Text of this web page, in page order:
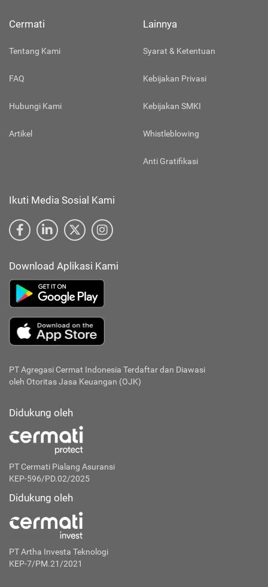
Cermati
Tentang Kami
FAQ
Hubungi Kami
Artikel
Lainnya
Syarat & Ketentuan
Kebijakan Privasi
Kebijakan SMKI
Whistleblowing
Anti Gratifikasi
Ikuti Media Sosial Kami
Download Aplikasi Kami
PT Agregasi Cermat Indonesia Terdaftar dan Diawasi
oleh Otoritas Jasa Keuangan (OJK)
Didukung oleh
PT Cermati Pialang Asuransi
KEP-596/PD.02/2025
Didukung oleh
PT Artha Investa Teknologi
KEP-7/PM.21/2021